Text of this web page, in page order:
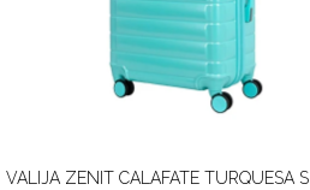
VALIJA ZENIT CALAFATE TURQUESA S